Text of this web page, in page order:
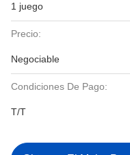
1 juego
Precio:
Negociable
Condiciones De Pago:
T/T